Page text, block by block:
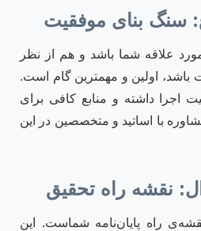
علاقه شما باشد و هم از نظر
باشد، اولین و مهمترین گام است.
اجرا داشته و منابع کافی برای
با اساتید و متخصصین در این
راه پایان‌نامه شماست. این